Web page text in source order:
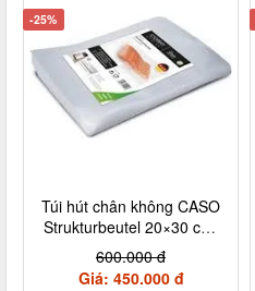
-25%
Túi hút chân không CASO
Strukturbeutel 20×30 cm,
50 Stück – Made in
Germany (không hộp)
600.000 đ
Giá: 450.000 đ